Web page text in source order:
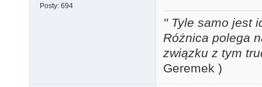
Posty: 694
'' Tyle samo jest
Różnica polega
związku z tym
Geremek )